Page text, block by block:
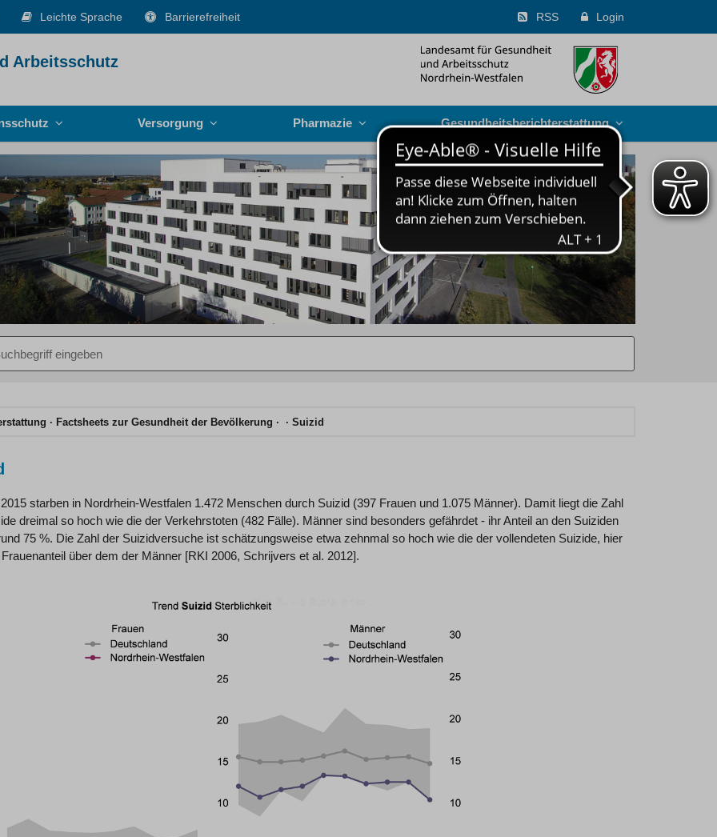
Leichte Sprache Barrierefreiheit RSS Login
Arbeitsschutz
Versorgung Pharmazie Gesundheits­berichterstattung
Factsheets zur Gesundheit der Bevölkerung Suizid
starben in Nordrhein-Westfalen 1.472 Menschen durch Suizid (397 Frauen und 1.075 Männer). Damit liegt die Zahl
dreimal so hoch wie die der Verkehrstoten (482 Fälle). Männer sind besonders gefährdet - ihr Anteil an den Suiziden
75 %. Die Zahl der Suizidversuche ist schätzungsweise etwa zehnmal so hoch wie die der vollendeten Suizide, hier
über dem der Männer [RKI 2006, Schrijvers et al. 2012].